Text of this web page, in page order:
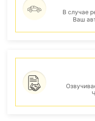
В случае
Ваш